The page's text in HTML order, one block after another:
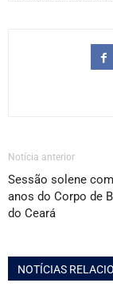
Notícia anterior
Sessão solene
anos do Corpo de
do Ceará
NOTÍCIAS